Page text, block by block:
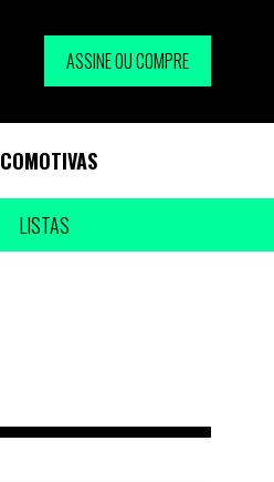
ASSINE OU COMPRE
LISTAS